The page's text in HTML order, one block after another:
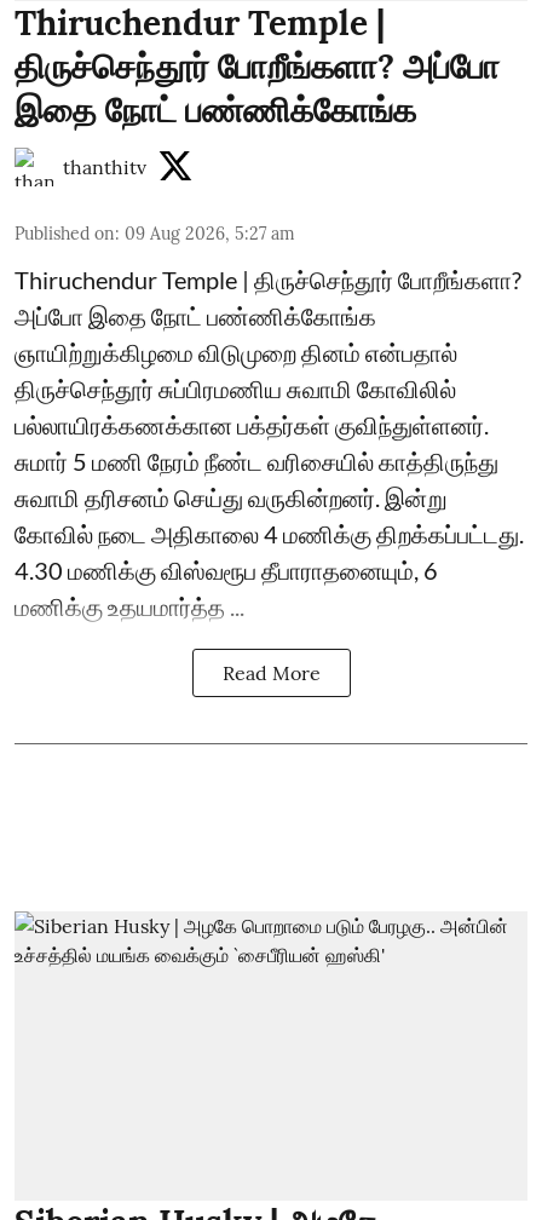
Thiruchendur Temple |
திருச்செந்தூர் போறீங்களா? அப்போ
இதை நோட் பண்ணிக்கோங்க
thanthitv
Published on: 09 Aug 2026, 5:27 am
Thiruchendur Temple | திருச்செந்தூர் போறீங்களா?
அப்போ இதை நோட் பண்ணிக்கோங்க
ஞாயிற்றுக்கிழமை விடுமுறை தினம் என்பதால்
திருச்செந்தூர் சுப்பிரமணிய சுவாமி கோவிலில்
பல்லாயிரக்கணக்கான பக்தர்கள் குவிந்துள்ளனர்.
சுமார் 5 மணி நேரம் நீண்ட வரிசையில் காத்திருந்து
சுவாமி தரிசனம் செய்து வருகின்றனர். இன்று
கோவில் நடை அதிகாலை 4 மணிக்கு திறக்கப்பட்டது.
4.30 மணிக்கு விஸ்வரூப தீபாராதனையும், 6
மணிக்கு உதயமார்த்த ...
Read More